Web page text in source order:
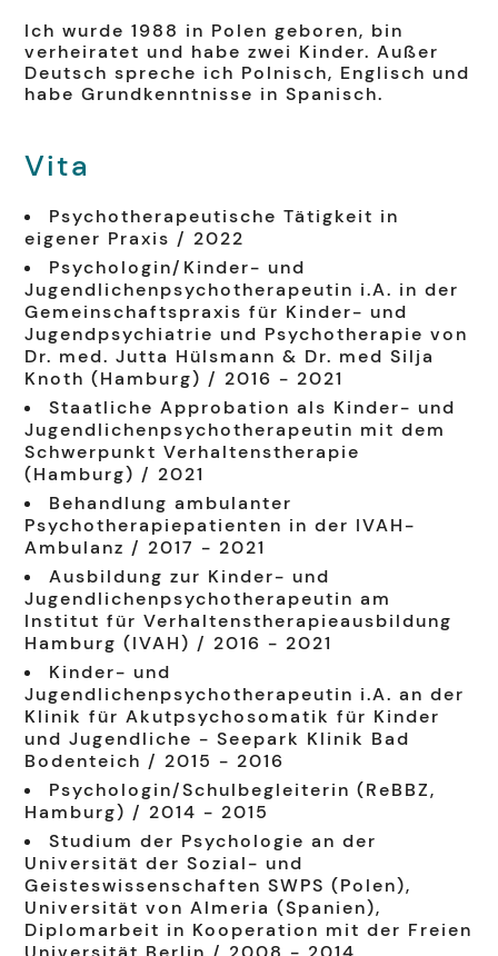
Ich wurde 1988 in Polen geboren, bin
verheiratet und habe zwei Kinder. Außer
Deutsch spreche ich Polnisch, Englisch und
habe Grundkenntnisse in Spanisch.
Vita
Psychotherapeutische Tätigkeit in
eigener Praxis / 2022
Psychologin/Kinder- und
Jugendlichenpsychotherapeutin i.A. in der
Gemeinschaftspraxis für Kinder- und
Jugendpsychiatrie und Psychotherapie von
Dr. med. Jutta Hülsmann & Dr. med Silja
Knoth (Hamburg) / 2016 - 2021
Staatliche Approbation als Kinder- und
Jugendlichenpsychotherapeutin mit dem
Schwerpunkt Verhaltenstherapie
(Hamburg) / 2021
Behandlung ambulanter
Psychotherapiepatienten in der IVAH-
Ambulanz / 2017 - 2021
Ausbildung zur Kinder- und
Jugendlichenpsychotherapeutin am
Institut für Verhaltenstherapieausbildung
Hamburg (IVAH) / 2016 - 2021
Kinder- und
Jugendlichenpsychotherapeutin i.A. an der
Klinik für Akutpsychosomatik für Kinder
und Jugendliche - Seepark Klinik Bad
Bodenteich / 2015 - 2016
Psychologin/Schulbegleiterin (ReBBZ,
Hamburg) / 2014 - 2015
Studium der Psychologie an der
Universität der Sozial- und
Geisteswissenschaften SWPS (Polen),
Universität von Almeria (Spanien),
Diplomarbeit in Kooperation mit der Freien